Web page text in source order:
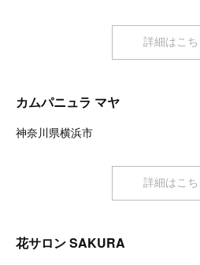
詳細はこち
カムパニュラ マヤ
神奈川県横浜市
詳細はこち
花サロン SAKURA